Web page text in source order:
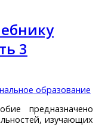
3
образование
предназначено
изучающих